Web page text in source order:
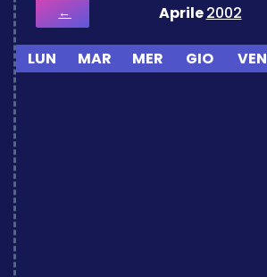
← Aprile2002
LUN MAR MER GIO VEN